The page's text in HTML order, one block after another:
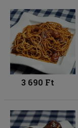
3 690 Ft